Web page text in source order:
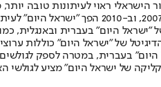
ראוי לעיתונות טובה
תשלום. המהדורה המודפסת
של "ישראל היום" כוללות
היום" בעברית, במטרה לספק
של ישראל היום" מציע